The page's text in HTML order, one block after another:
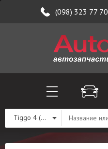
(098) 323 77 70
Tiggo 4 (T19)